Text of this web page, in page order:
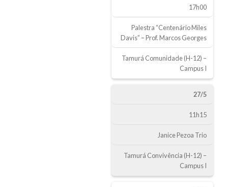
17h00
Palestra “Centenário Miles
Davis” – Prof. Marcos Georges
Tamurá Comunidade (H-12) –
Campus I
27/5
11h15
Janice Pezoa Trio
Tamurá Convivência (H-12) –
Campus I